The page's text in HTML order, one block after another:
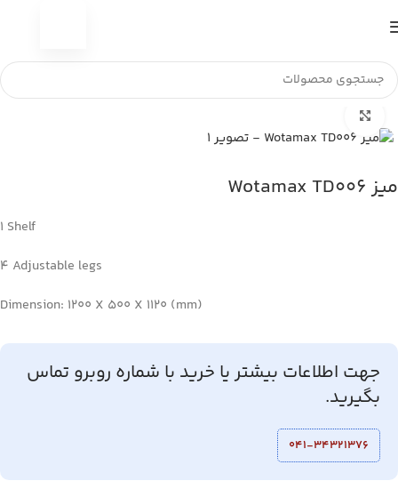
خانه تجهیزات استیل میز بیمارستانی
میز Wotamax TD006
1 Shelf
4 Adjustable legs
Dimension: 1200 X 500 X 1120 (mm)
جهت اطلاعات بیشتر یا خرید با شماره روبرو تماس
بگیرید.
041-34321376